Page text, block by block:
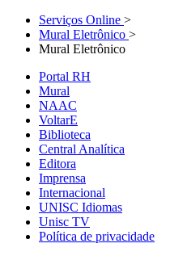
Serviços Online >
Mural Eletrônico >
Mural Eletrônico
Portal RH
Mural
NAAC
VoltarE
Biblioteca
Central Analítica
Editora
Imprensa
Internacional
UNISC Idiomas
Unisc TV
Política de privacidade